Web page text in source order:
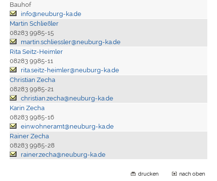
Bauhof
info@neuburg-ka.de
Martin Schließler
08283 9985-15
martin.schliessler@neuburg-ka.de
Rita Seitz-Heimler
08283 9985-11
rita.seitz-heimler@neuburg-ka.de
Christian Zecha
08283 9985-21
christian.zecha@neuburg-ka.de
Karin Zecha
08283 9985-16
einwohneramt@neuburg-ka.de
Rainer Zecha
08283 9985-28
rainer.zecha@neuburg-ka.de
drucken nach oben